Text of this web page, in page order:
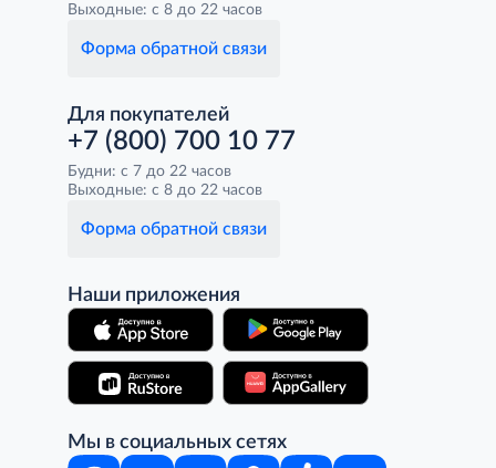
Выходные: с 8 до 22 часов
Форма обратной связи
Для покупателей
+7 (800) 700 10 77
Будни: с 7 до 22 часов
Выходные: с 8 до 22 часов
Форма обратной связи
Наши приложения
Мы в социальных сетях